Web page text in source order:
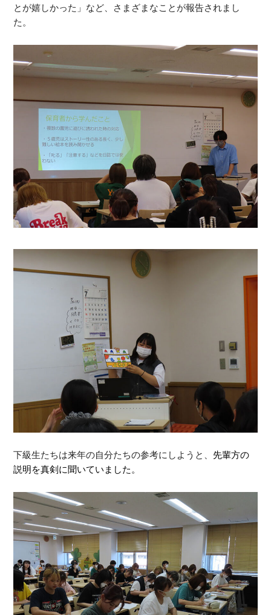
とが嬉しかった」など、さまざまなことが報告されまし
た。
下級生たちは来年の自分たちの参考にしようと、 先輩方の
説明を真剣に聞いていました。